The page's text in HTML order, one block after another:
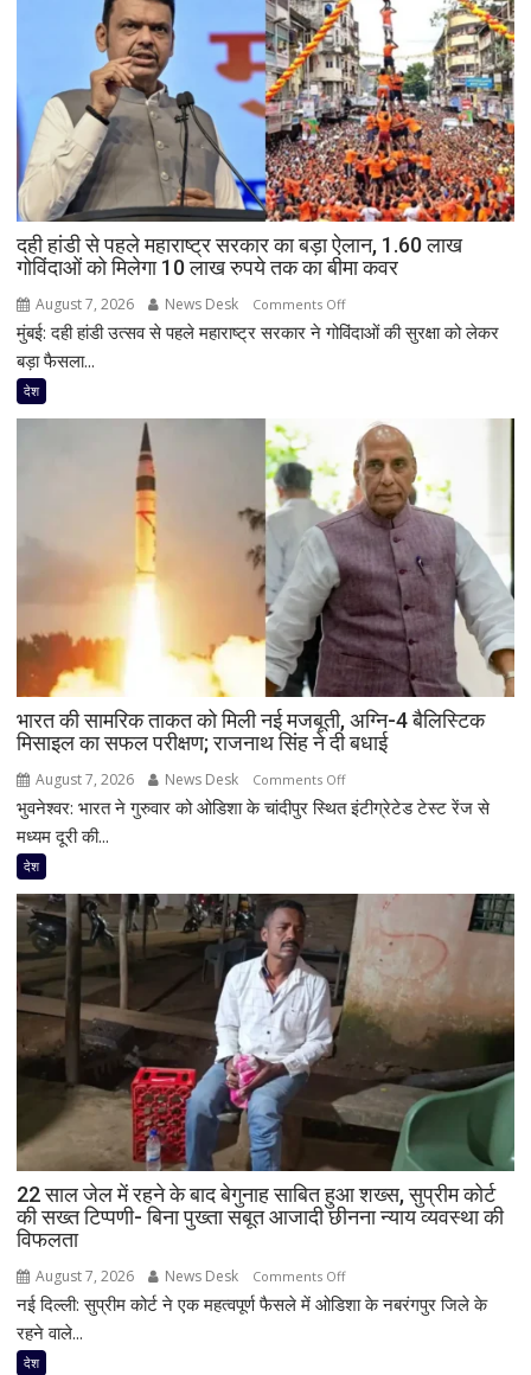
दही हांडी से पहले महाराष्ट्र सरकार का बड़ा ऐलान, 1.60 लाख
गोविंदाओं को मिलेगा 10 लाख रुपये तक का बीमा कवर
August 7, 2026 News Desk Comments Offon
दही
महाराष्ट्र
सरकार
का
बड़ा
ऐलान,
1.60
गोविंदाओं
को
मिलेगा
10
लाख
रुपये
तक
का
मुंबई: दही हांडी उत्सव से पहले महाराष्ट्र सरकार ने गोविंदाओं की सुरक्षा को लेकर
बड़ा फैसला...
देश
भारत की सामरिक ताकत को मिली नई मजबूती, अग्नि-4 बैलिस्टिक
मिसाइल का सफल परीक्षण; राजनाथ सिंह ने दी बधाई
August 7, 2026 News Desk Comments Offon
भारत
को
मिली
नई
मजबूती,
अग्नि-4
मिसाइल
का
सफल
परीक्षण;
राजनाथ
सिंह
ने
बधाई
भुवनेश्वर: भारत ने गुरुवार को ओडिशा के चांदीपुर स्थित इंटीग्रेटेड टेस्ट रेंज से
मध्यम दूरी की...
देश
22 साल जेल में रहने के बाद बेगुनाह साबित हुआ शख्स, सुप्रीम कोर्ट
की सख्त टिप्पणी- बिना पुख्ता सबूत आजादी छीनना न्याय व्यवस्था की
विफलता
August 7, 2026 News Desk Comments Offon
22
नई दिल्ली: सुप्रीम कोर्ट ने एक महत्वपूर्ण फैसले में ओडिशा के नबरंगपुर जिले के
रहने वाले...
देश